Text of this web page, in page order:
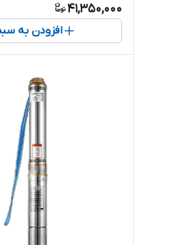
کابل بلند تک فاز
41,350,000
افزودن به